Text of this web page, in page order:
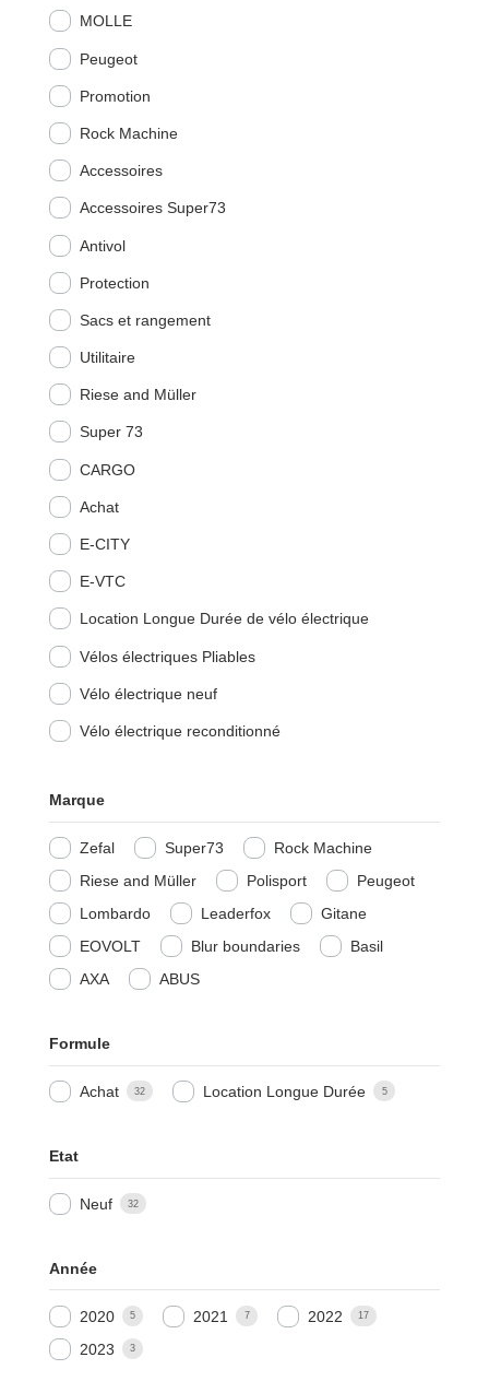
MOLLE
Peugeot
Promotion
Rock Machine
Accessoires
Accessoires Super73
Antivol
Protection
Sacs et rangement
Utilitaire
Riese and Müller
Super 73
CARGO
Achat
E-CITY
E-VTC
Location Longue Durée de vélo électrique
Vélos électriques Pliables
Vélo électrique neuf
Vélo électrique reconditionné
Marque
Zefal Super73
Rock Machine
Riese and Müller
Polisport
Peugeot
Lombardo
Leaderfox
Gitane
EOVOLT
Blur boundaries
Basil
AXA
ABUS
Formule
Achat 32 Location Longue Durée 5
Etat
Neuf 32
Année
2020 5 2021 7 2022 17
2023 3